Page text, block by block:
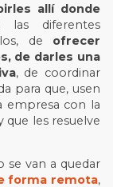
allí donde
diferentes
de ofrecer
de darles una
, de coordinar
para que, usen
empresa con la
que les resuelve
se van a quedar
forma remota,